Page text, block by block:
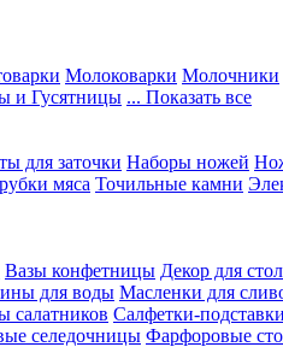
Молоковарки Молочники
и Гусятницы ... Показать все
для заточки Наборы ножей
мяса Точильные камни
Вазы конфетницы Декор для
для воды Масленки для
салатников Салфетки-подставки
селедочницы Фарфоровые